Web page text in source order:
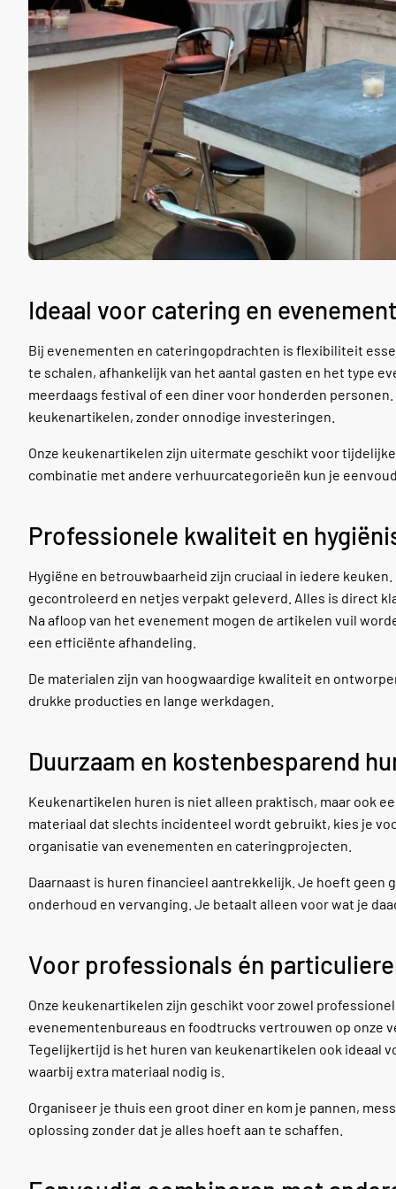
Ideaal voor catering en
Bij evenementen en cateringopdrachten is flexibiliteit
te schalen, afhankelijk van het aantal gasten en het type
meerdaags festival of een diner voor honderden
keukenartikelen, zonder onnodige investeringen.
Onze keukenartikelen zijn uitermate geschikt voor
combinatie met andere verhuurcategorieën kun je
Professionele kwaliteit en
Hygiëne en betrouwbaarheid zijn cruciaal in iedere
gecontroleerd en netjes verpakt geleverd. Alles is direct
Na afloop van het evenement mogen de artikelen vuil
een efficiënte afhandeling.
De materialen zijn van hoogwaardige kwaliteit en
drukke producties en lange werkdagen.
Duurzaam en kostenbesparend
Keukenartikelen huren is niet alleen praktisch, maar ook
materiaal dat slechts incidenteel wordt gebruikt, kies je
organisatie van evenementen en cateringprojecten.
Daarnaast is huren financieel aantrekkelijk. Je hoeft
onderhoud en vervanging. Je betaalt alleen voor wat je
Voor professionals én
Onze keukenartikelen zijn geschikt voor zowel
evenementenbureaus en foodtrucks vertrouwen op onze
Tegelijkertijd is het huren van keukenartikelen ook ideaal
waarbij extra materiaal nodig is.
Organiseer je thuis een groot diner en kom je pannen,
oplossing zonder dat je alles hoeft aan te schaffen.